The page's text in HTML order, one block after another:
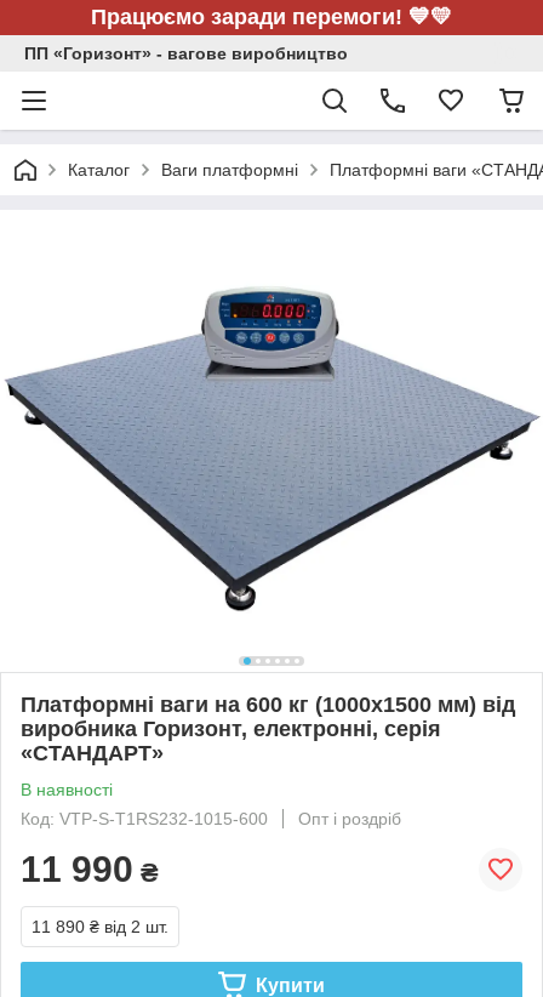
Працюємо заради перемоги! 💙💛
ПП «Горизонт» - вагове виробництво
Каталог Ваги платформні Платформні ваги
Платформні ваги на 600 кг (1000х1500 мм) від
виробника Горизонт, електронні, серія
«СТАНДАРТ»
В наявності
Код: VTP-S-Т1RS232-1015-600
Опт і роздріб
11 990 ₴
11 890 ₴ від 2 шт.
Купити